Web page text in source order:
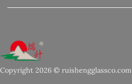
Copyright 2026 © ruishengglassco.com